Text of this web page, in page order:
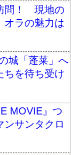
問！ 現地の
ラの魅力は
城「蓬莱」へ
ちを待ち受け
MOVIE』つ
サンタクロ